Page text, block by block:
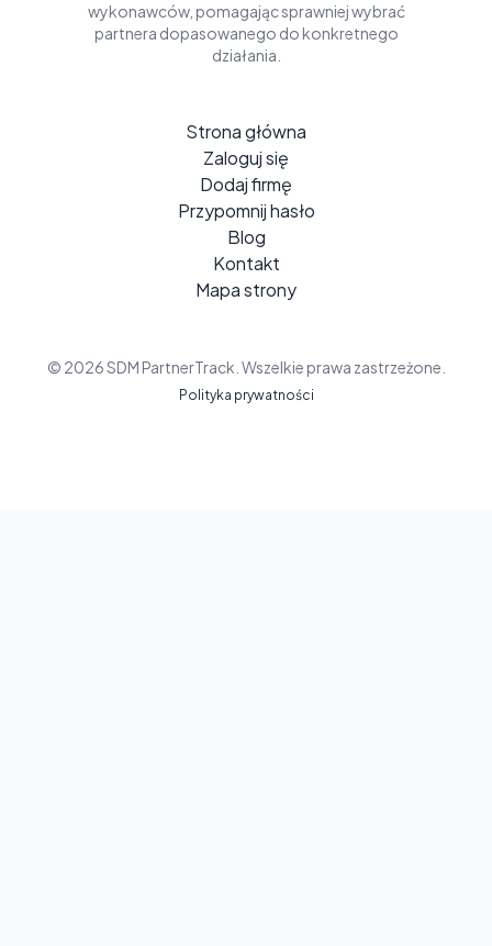
wykonawców, pomagając sprawniej wybrać
partnera dopasowanego do konkretnego
działania.
Strona główna
Zaloguj się
Dodaj firmę
Przypomnij hasło
Blog
Kontakt
Mapa strony
© 2026 SDM PartnerTrack. Wszelkie prawa zastrzeżone.
Polityka prywatności